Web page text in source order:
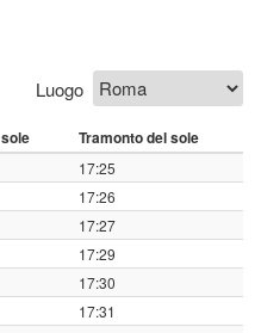
Luogo
Tramonto del sole
17:25
17:26
17:27
17:29
17:30
17:31